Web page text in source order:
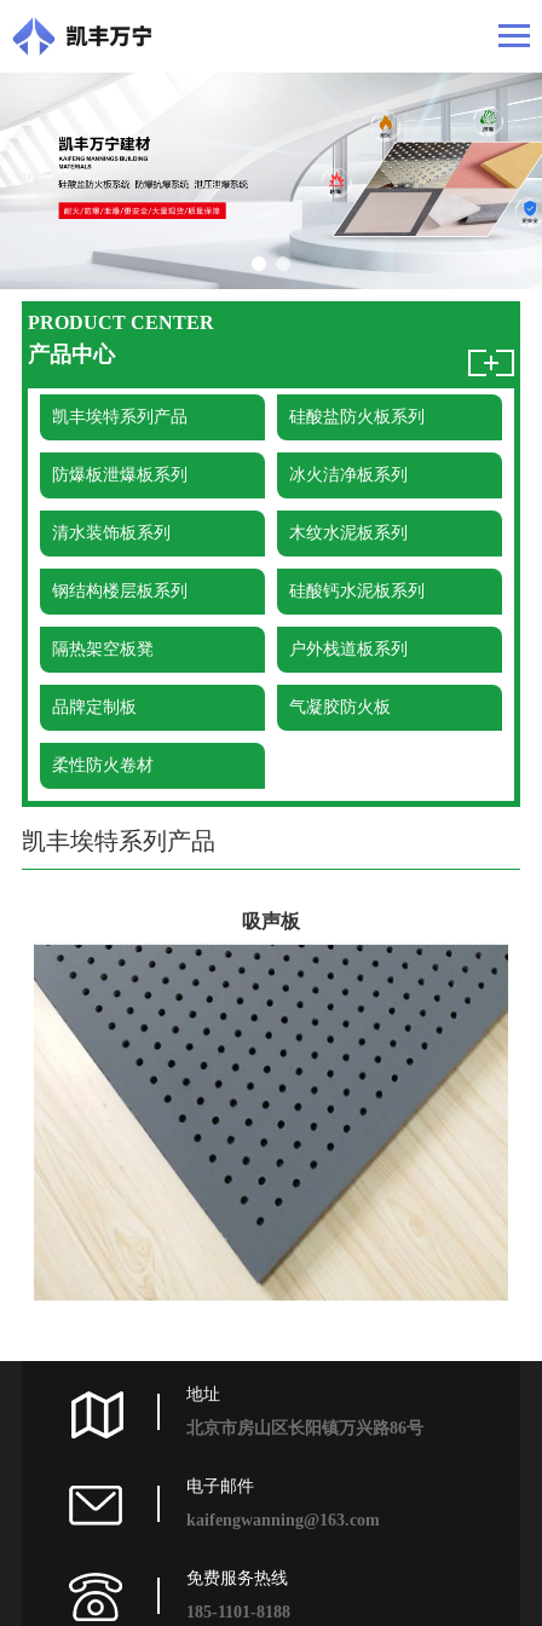
PRODUCT CENTER
产品中心
凯丰埃特系列产品 硅酸盐防火板系列
防爆板泄爆板系列 冰火洁净板系列
清水装饰板系列 木纹水泥板系列
钢结构楼层板系列 硅酸钙水泥板系列
隔热架空板凳 户外栈道板系列
品牌定制板 气凝胶防火板
柔性防火卷材
凯丰埃特系列产品
吸声板
地址
北京市房山区长阳镇万兴路86号
电子邮件
kaifengwanning@163.com
免费服务热线
185-1101-8188